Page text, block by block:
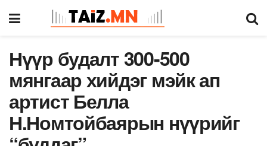
Нүүр будалт 300-500
мянгаар хийдэг мэйк ап
артист Белла
Н.Номтойбаярын нүүрийг